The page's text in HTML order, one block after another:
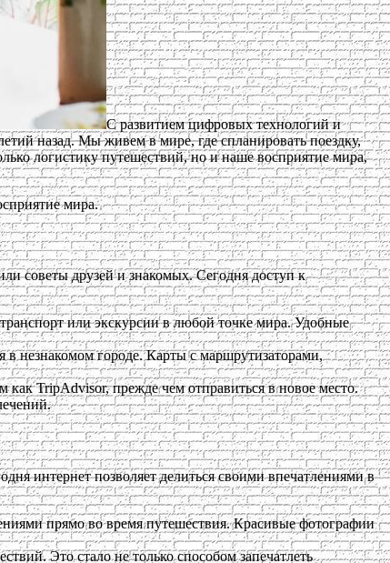
С развитием цифровых технологий и
назад. Мы живем в мире, где спланировать поездку,
логистику путешествий, но и наше восприятие мира,
мира.
советы друзей и знакомых. Сегодня доступ к
или экскурсии в любой точке мира. Удобные
в незнакомом городе. Карты с маршрутизаторами,
TripAdvisor, прежде чем отправиться в новое место.
интернет позволяет делиться своими впечатлениями в
прямо во время путешествия. Красивые фотографии
Это стало не только способом запечатлеть